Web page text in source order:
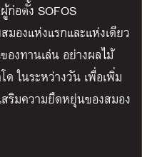
ก่อตั้ง SOFOS
องแห่งแรกและแห่งเดียว
องทานเล่น อย่างผลไม้
ด ในระหว่างวัน เพื่อเพิ่ม
ริมความยืดหยุ่นของสมอง